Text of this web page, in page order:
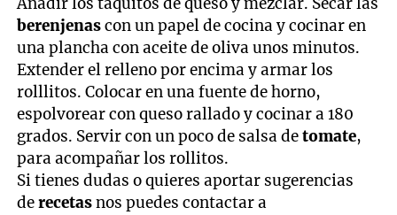
berenjenascon un papel de cocina y cocinar en
una plancha con aceite de oliva unos minutos.
Extender el relleno por encima y armar los
rolllitos. Colocar en una fuente de horno,
espolvorear con queso rallado y cocinar a 180
grados. Servir con un poco de salsa detomate,
para acompañar los rollitos.
Si tienes dudas o quieres aportar sugerencias
derecetasnos puedes contactar a